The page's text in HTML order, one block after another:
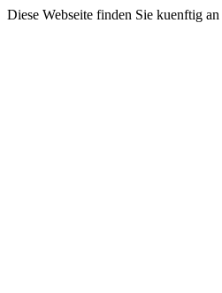
Diese Webseite finden Sie kuenftig